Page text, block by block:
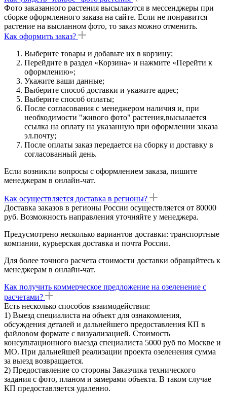
Фото заказанного растения высылаются в мессенджеры при
сборке оформленного заказа на сайте. Если не понравится
растение на высланном фото, то заказ можно отменить.
Как оформить заказ?
Выберите товары и добавьте их в корзину;
Перейдите в раздел «Корзина» и нажмите «Перейти к
оформлению»;
Укажите ваши данные;
Выберите способ доставки и укажите адрес;
Выберите способ оплаты;
После согласования с менеджером наличия и, при
необходимости "живого фото" растения,высылается
ссылка на оплату на указанную при оформлении заказа
эл.почту;
После оплаты заказ передается на сборку и доставку в
согласованный день.
Если возникли вопросы с оформлением заказа, пишите
менеджерам в онлайн-чат.
Как осуществляется доставка в регионы?
Доставка заказов в регионы России осуществляется от 80000
руб. Возможность направления уточняйте у менеджера.
Предусмотрено несколько вариантов доставки: транспортные
компании, курьерская доставка и почта России.
Для более точного расчета стоимости доставки обращайтесь к
менеджерам в онлайн-чат.
Как получить коммерческое предложение на озеленение с
расчетами?
Есть несколько способов взаимодействия:
1) Выезд специалиста на объект для ознакомления,
обсуждения деталей и дальнейшего предоставления КП в
файловом формате с визуализацией. Стоимость
консультационного выезда специалиста 5000 руб по Москве и
МО. При дальнейшей реализации проекта озеленения сумма
за выезд возвращается.
2) Предоставление со стороны Заказчика технического
задания с фото, планом и замерами объекта. В таком случае
КП предоставляется удаленно.